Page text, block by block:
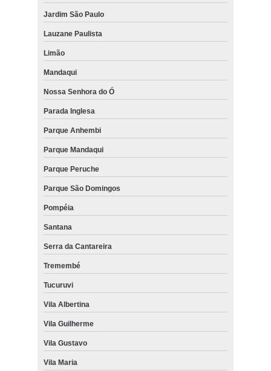
Jardim São Paulo
Lauzane Paulista
Limão
Mandaqui
Nossa Senhora do Ó
Parada Inglesa
Parque Anhembi
Parque Mandaqui
Parque Peruche
Parque São Domingos
Pompéia
Santana
Serra da Cantareira
Tremembé
Tucuruvi
Vila Albertina
Vila Guilherme
Vila Gustavo
Vila Maria